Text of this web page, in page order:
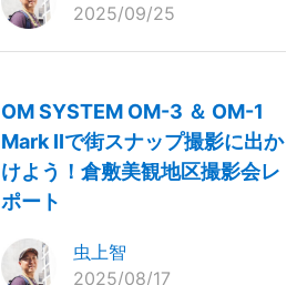
2025/09/25
OM SYSTEM OM-3 ＆ OM-1
Mark IIで街スナップ撮影に出か
けよう！倉敷美観地区撮影会レ
ポート
虫上智
2025/08/17